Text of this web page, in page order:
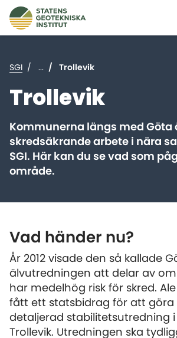
SGI ... Trollevik
Trollevik
Kommunerna längs med Göta
skredsäkrande arbete i nära
SGI. Här kan du se vad som
område.
Vad händer nu?
År 2012 visade den så kallade
älvutredningen att delar av
har medelhög risk för skred.
fått ett statsbidrag för att göra
detaljerad stabilitetsutredning
Trollevik. Utredningen ska